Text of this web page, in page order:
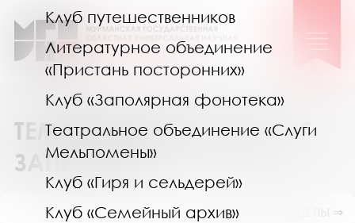
Клуб путешественников
Литературное объединение
«Пристань посторонних»
Клуб «Заполярная фонотека»
Театральное объединение «Слуги
Мельпомены»
Клуб «Гиря и сельдерей»
Клуб «Семейный архив»
ТЕМАТИЧЕСКИЙ КАТАЛОГ
ЗАПРОСОВ
ПОКАЗАТЬ ПОДРАЗДЕЛЫ ⇒